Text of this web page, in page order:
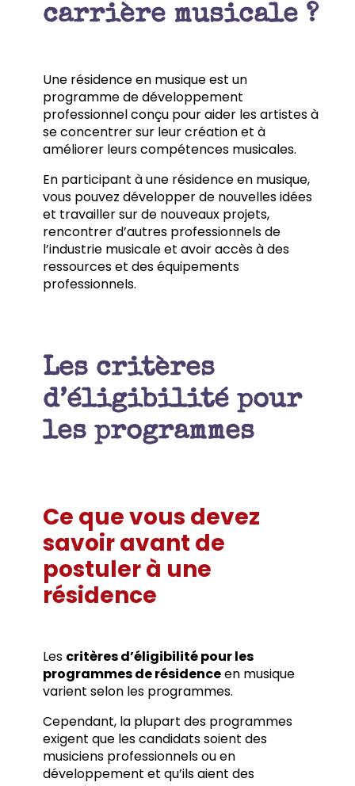
carrière musicale ?
Une résidence en musique est un
programme de développement
professionnel conçu pour aider les artistes à
se concentrer sur leur création et à
améliorer leurs compétences musicales.
En participant à une résidence en musique,
vous pouvez développer de nouvelles idées
et travailler sur de nouveaux projets,
rencontrer d’autres professionnels de
l’industrie musicale et avoir accès à des
ressources et des équipements
professionnels.
Les critères
d’éligibilité pour
les programmes
Ce que vous devez
savoir avant de
postuler à une
résidence
Les critères d’éligibilité pour les
programmes de résidenceen musique
varient selon les programmes.
Cependant, la plupart des programmes
exigent que les candidats soient des
musiciens professionnels ou en
développement et qu’ils aient des